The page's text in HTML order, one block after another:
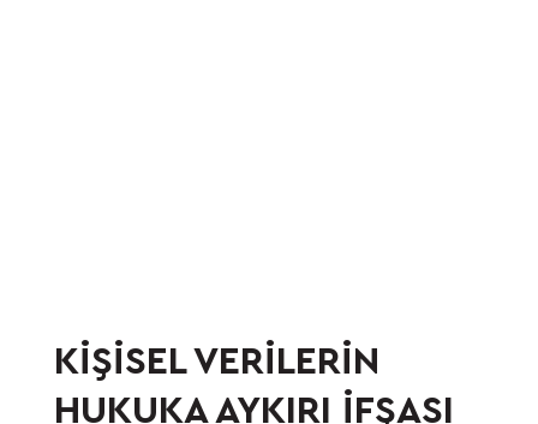
KİŞİSEL VERİLERİN
HUKUKA AYKIRI İFŞASI